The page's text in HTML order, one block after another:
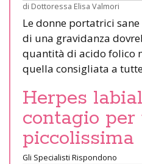
di Dottoressa Elisa Valmori
Le donne portatrici
di una gravidanza
quantità di acido folico
quella consigliata a
Herpes
contagio per
piccolissima
Gli Specialisti Rispondono